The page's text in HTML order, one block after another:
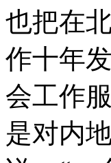
也把在
作十年
会工作
是对内